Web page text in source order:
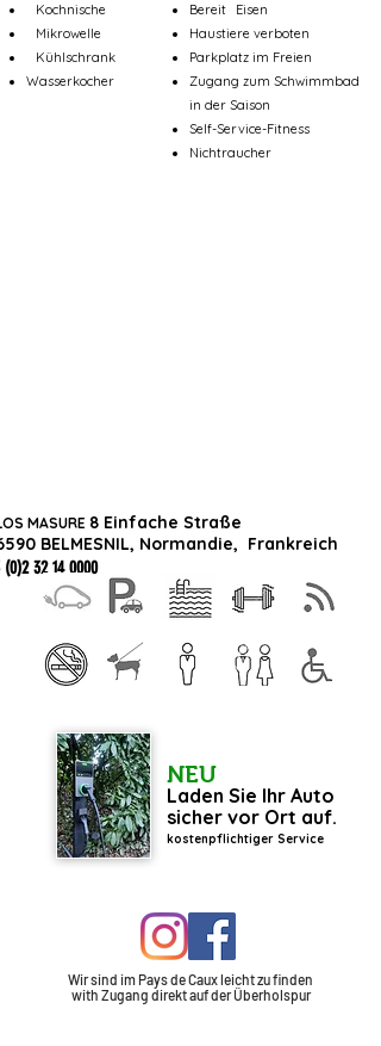
Kochnische
Mikrowelle
Kühlschrank
Wasserkocher
Bereit
Eisen
Haustiere verboten
Parkplatz im Freien
Zugang zum Schwimmbad
in der Saison
Self-Service-Fitness
Nichtraucher
MASURE 8 Einfache Straße
BELMESNIL, Normandie, Frankreich
(0)2 32 14 0000
NEU
Laden Sie Ihr Auto
sicher vor Ort auf.
kostenpflichtiger Service
Wir sind im Pays de Caux leicht zu finden
with Zugang direkt auf der Überholspur